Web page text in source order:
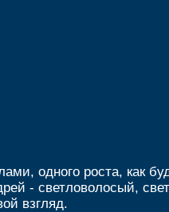
одного роста, как
- светловолосый,
взгляд.